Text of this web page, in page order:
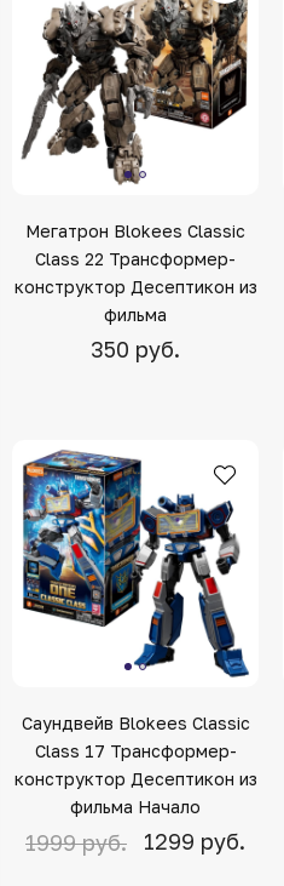
Мегатрон Blokees Classic
Class 22 Трансформер-
конструктор Десептикон из
фильма
350 руб.
Саундвейв Blokees Classic
Class 17 Трансформер-
конструктор Десептикон из
фильма Начало
1999 руб. 1299 руб.